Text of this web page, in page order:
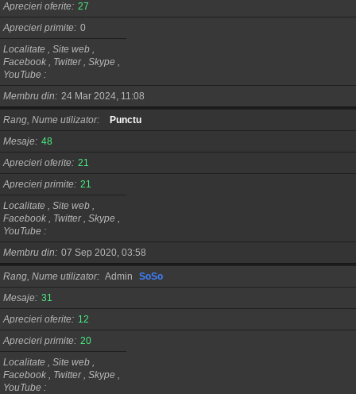
Aprecieri oferite 27
Aprecieri primite 0
Localitate , Site web ,
Facebook , Twitter , Skype ,
YouTube
Membru din
24 Mar 2024, 11:08
Rang, Nume utilizator
Punctu
Mesaje 48
Aprecieri oferite 21
Aprecieri primite 21
Localitate , Site web ,
Facebook , Twitter , Skype ,
YouTube
Membru din
07 Sep 2020, 03:58
Rang, Nume utilizator Admin
SoSo
Mesaje 31
Aprecieri oferite
12
Aprecieri primite 20
Localitate , Site web ,
Facebook , Twitter , Skype ,
YouTube